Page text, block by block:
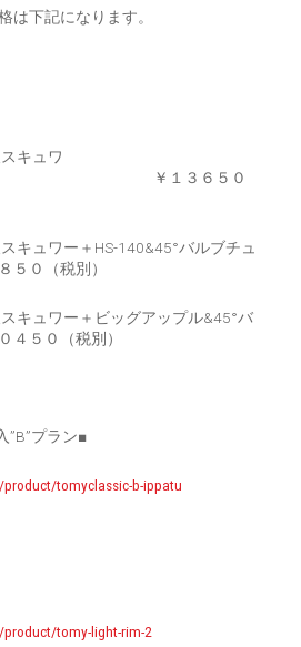
は下記になります。
キュワ
３６５０
キュワー＋HS-140&45°バルブチュ
（税別）
キュワー＋ビッグアップル&45°バ
５０（税別）
”B”プラン■
tomyclassic-b-ippatu
tomy-light-rim-2